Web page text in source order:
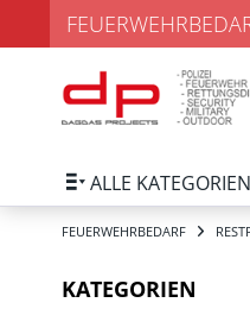
ALLE KATEGORIEN
FEUERWEHRBEDARF
KATEGORIEN